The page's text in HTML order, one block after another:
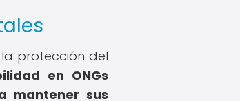
protección del
en ONGs
mantener sus